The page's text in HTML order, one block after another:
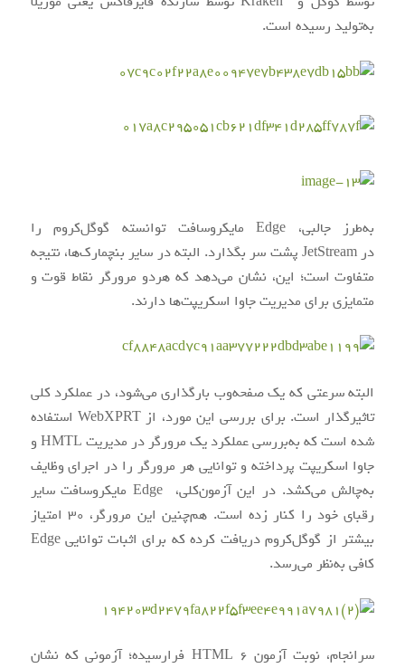
به‌تولید رسیده است.
به‌طرز جالبی، Edge مایکروسافت توانسته گوگل‌کروم را
در JetStream پشت سر بگذارد. البته در سایر بنچمارک‌ها، نتیجه
متفاوت است؛ این، نشان می‌دهد که هردو مرورگر نقاط قوت و
متمایزی برای مدیریت جاوا اسکریپت‌ها دارند.
البته سرعتی که یک صفحه‌وب بارگذاری می‌شود، در عملکرد کلی
تاثیرگذار است. برای بررسی این مورد، از WebXPRT استفاده
شده است که به‌بررسی عملکرد یک مرورگر در مدیریت HMTL و
جاوا اسکریپت پرداخته و توانایی هر مرورگر را در اجرای وظایف
به‌چالش می‌کشد. در این آزمون‌کلی، ‌ Edge مایکروسافت سایر
رقبای خود را کنار زده است. هم‌چنین این مرورگر، 30 امتیاز
بیشتر از گوگل‌کروم دریافت کرده که برای اثبات توانایی Edge
کافی به‌نظر می‌رسد.
سرانجام، نوبت آزمون HTML 6 فرارسیده؛ آزمونی که نشان